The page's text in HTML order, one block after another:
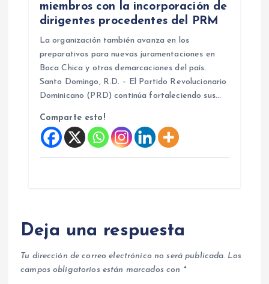
miembros con la incorporación de
dirigentes procedentes del PRM
La organización también avanza en los
preparativos para nuevas juramentaciones en
Boca Chica y otras demarcaciones del país.
Santo Domingo, R.D. – El Partido Revolucionario
Dominicano (PRD) continúa fortaleciendo sus…
Comparte esto!
Deja una respuesta
Tu dirección de correo electrónico no será publicada. Los
campos obligatorios están marcados con *